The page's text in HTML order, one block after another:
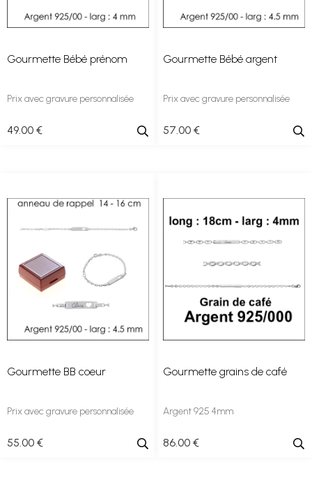
Gourmette Bébé prénom
Prix avec gravure personnalisée
49.00 €
Gourmette Bébé argent
Prix avec gravure personnalisée
57.00 €
Gourmette BB coeur
Prix avec gravure personnalisée
55.00 €
Gourmette grains de café
Argent 925 4mm
86.00 €